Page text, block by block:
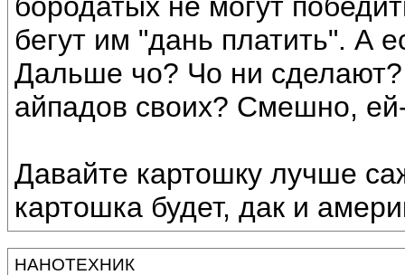
бородатых не могут
бегут им "дань платить". А
Дальше чо? Чо ни
айпадов своих? Смешно,
Давайте картошку лучше
картошка будет, дак и
НАНОТЕХНИК